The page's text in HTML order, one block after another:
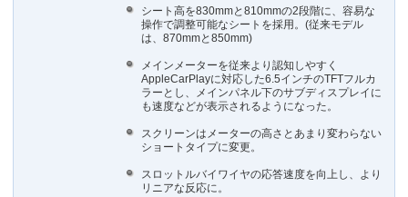
シート高を830mmと810mmの2段階に、容易な
操作で調整可能なシートを採用。(従来モデル
は、870mmと850mm)
メインメーターを従来より認知しやすく
AppleCarPlayに対応した6.5インチのTFTフルカ
ラーとし、メインパネル下のサブディスプレイに
も速度などが表示されるようになった。
スクリーンはメーターの高さとあまり変わらない
ショートタイプに変更。
スロットルバイワイヤの応答速度を向上し、より
リニアな反応に。